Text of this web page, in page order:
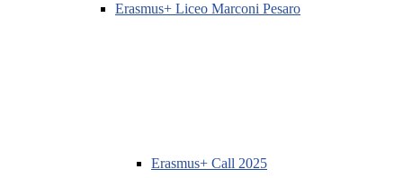
Erasmus+ Liceo Marconi Pesaro
Erasmus+ Call 2025